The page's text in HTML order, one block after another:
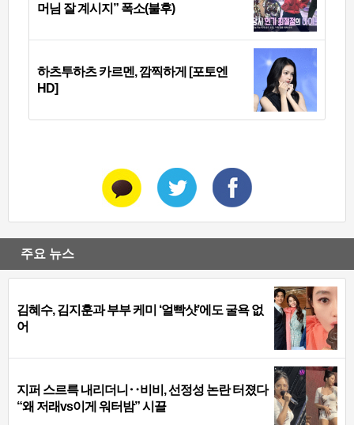
머님 잘 계시지” 폭소(불후)
하츠투하츠 카르멘, 깜찍하게 [포토엔
HD]
주요 뉴스
김혜수, 김지훈과 부부 케미 ‘얼빡샷’에도 굴욕 없
어
지퍼 스르륵 내리더니‥비비, 선정성 논란 터졌다
“왜 저래vs이게 워터밤” 시끌